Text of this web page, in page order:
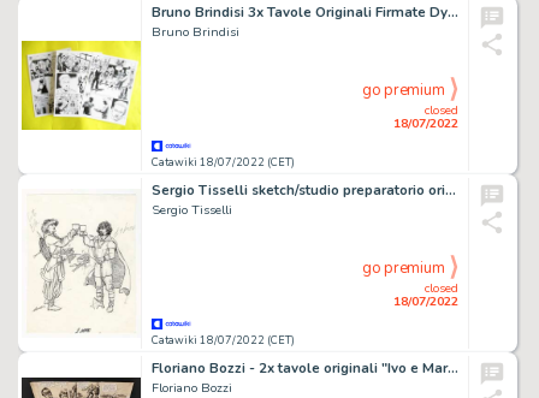
Bruno Brindisi 3x Tavole Originali Firmate Dylan Dog â€œL'eliminazioneâ€ - (2012)
Bruno Brindisi
Catawiki 18/07/2022 (CET)
closed
18/07/2022
go premium
Sergio Tisselli sketch/studio preparatorio originale "Tarocchi dei Vichinghi" - (2009)
Sergio Tisselli
Catawiki 18/07/2022 (CET)
closed
18/07/2022
go premium
Floriano Bozzi - 2x tavole originali "Ivo e Marisa: Verso nuove Avventure" - (1952)
Floriano Bozzi